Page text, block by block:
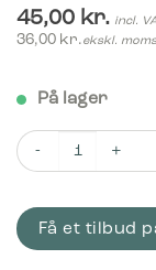
45,00 kr. incl.
36,00 kr.ekskl. moms
På lager
Piktogram Pap
Få et tilbud